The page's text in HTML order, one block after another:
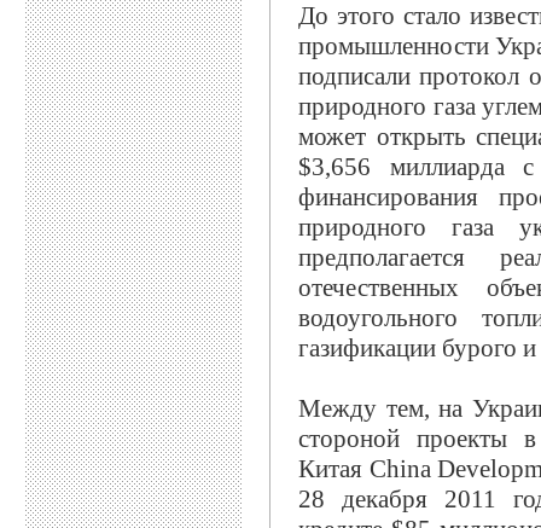
До этого стало
промышленности
подписали протокол
природного газа
может открыть
$3,656 миллиарда с
финансирования
природного газа
предполагается
отечественных
водоугольного
газификации бурого
Между тем, на
стороной проекты
Китая Chinа
28 декабря 2011